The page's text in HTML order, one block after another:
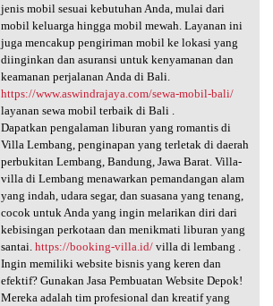
jenis mobil sesuai kebutuhan Anda, mulai dari
mobil keluarga hingga mobil mewah. Layanan ini
juga mencakup pengiriman mobil ke lokasi yang
diinginkan dan asuransi untuk kenyamanan dan
keamanan perjalanan Anda di Bali.
https://www.aswindrajaya.com/sewa-mobil-bali/
layanan sewa mobil terbaik di Bali .
Dapatkan pengalaman liburan yang romantis di
Villa Lembang, penginapan yang terletak di daerah
perbukitan Lembang, Bandung, Jawa Barat. Villa-
villa di Lembang menawarkan pemandangan alam
yang indah, udara segar, dan suasana yang tenang,
cocok untuk Anda yang ingin melarikan diri dari
kebisingan perkotaan dan menikmati liburan yang
santai. https://booking-villa.id/villa di lembang .
Ingin memiliki website bisnis yang keren dan
efektif? Gunakan Jasa Pembuatan Website Depok!
Mereka adalah tim profesional dan kreatif yang